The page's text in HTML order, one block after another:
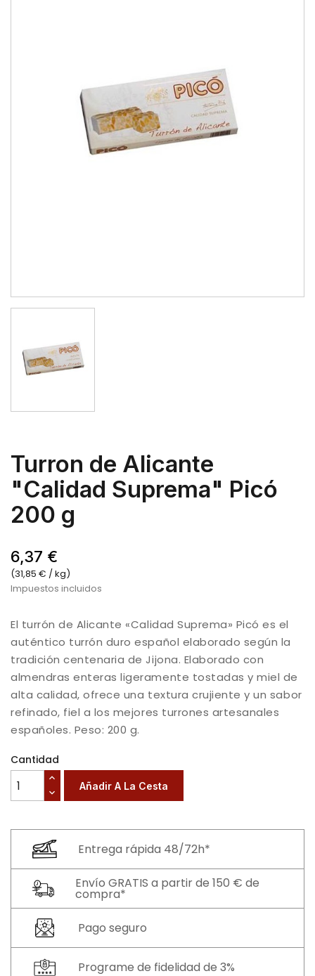
Turron de Alicante
"Calidad Suprema" Picó
200 g
6,37 €
(31,85 € / kg)
Impuestos incluidos
El turrón de Alicante «Calidad Suprema» Picó es el
auténtico turrón duro español elaborado según la
tradición centenaria de Jijona. Elaborado con
almendras enteras ligeramente tostadas y miel de
alta calidad, ofrece una textura crujiente y un sabor
refinado, fiel a los mejores turrones artesanales
españoles. Peso: 200 g.
Cantidad
Añadir A La Cesta
Entrega rápida 48/72h*
Envío GRATIS a partir de 150 € de
compra*
Pago seguro
Programe de fidelidad de 3%